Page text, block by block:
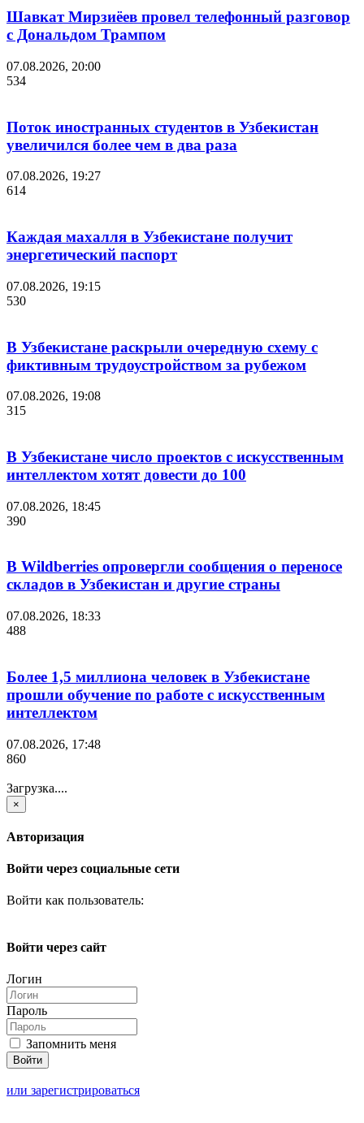
Шавкат Мирзиёев провел телефонный разговор
с Дональдом Трампом
07.08.2026, 20:00
534
Поток иностранных студентов в Узбекистан
увеличился более чем в два раза
07.08.2026, 19:27
614
Каждая махалля в Узбекистане получит
энергетический паспорт
07.08.2026, 19:15
530
В Узбекистане раскрыли очередную схему с
фиктивным трудоустройством за рубежом
07.08.2026, 19:08
315
В Узбекистане число проектов с искусственным
интеллектом хотят довести до 100
07.08.2026, 18:45
390
В Wildberries опровергли сообщения о переносе
складов в Узбекистан и другие страны
07.08.2026, 18:33
488
Более 1,5 миллиона человек в Узбекистане
прошли обучение по работе с искусственным
интеллектом
07.08.2026, 17:48
860
Загрузка....
×
Авторизация
Войти через социальные сети
Войти как пользователь:
Войти через сайт
Логин
Пароль
Запомнить меня
или зарегистрироваться